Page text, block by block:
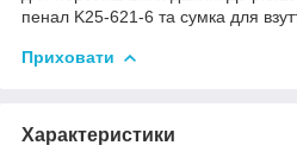
пенал K25-621-6 та сумка для
Приховати
Характеристики